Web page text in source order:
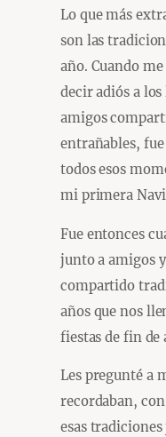
Lo que más
son las
año. Cuando
decir adiós a
amigos
entrañables,
todos esos
mi primera
Fue entonces
junto a amigos
compartido
años que nos
fiestas de fin de
Les pregunté a
recordaban,
esas